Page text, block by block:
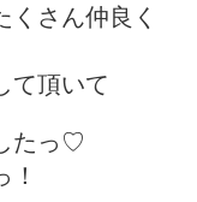
くさん仲良く
て頂いて
たっ♡